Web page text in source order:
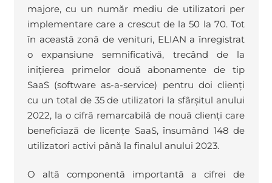
majore, cu un număr mediu de utilizatori per
implementare care a crescut de la 50 la 70. Tot
în această zonă de venituri, ELIAN a înregistrat
o expansiune semnificativă, trecând de la
inițierea primelor două abonamente de tip
SaaS (software as-a-service) pentru doi clienți
cu un total de 35 de utilizatori la sfârșitul anului
2022, la o cifră remarcabilă de nouă clienți care
beneficiază de licențe SaaS, însumând 148 de
utilizatori activi până la finalul anului 2023.
O altă componentă importantă a cifrei de